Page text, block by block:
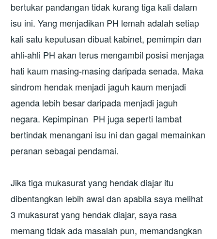
bertukar pandangan tidak kurang tiga kali dalam
isu ini. Yang menjadikan PH lemah adalah setiap
kali satu keputusan dibuat kabinet, pemimpin dan
ahli-ahli PH akan terus mengambil posisi menjaga
hati kaum masing-masing daripada senada. Maka
sindrom hendak menjadi jaguh kaum menjadi
agenda lebih besar daripada menjadi jaguh
negara. Kepimpinan PH juga seperti lambat
bertindak menangani isu ini dan gagal memainkan
peranan sebagai pendamai.
Jika tiga mukasurat yang hendak diajar itu
dibentangkan lebih awal dan apabila saya melihat
3 mukasurat yang hendak diajar, saya rasa
memang tidak ada masalah pun, memandangkan